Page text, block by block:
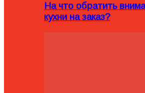
На что обратить
кухни на заказ?